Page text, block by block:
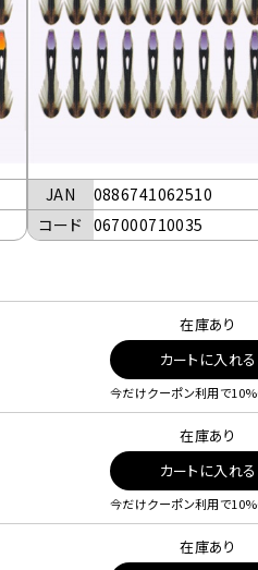
JAN
0886741062510
コード 067000710035
在庫あり
カートに入れる
今だけクーポン利用で
在庫あり
カートに入れる
今だけクーポン利用で
在庫あり